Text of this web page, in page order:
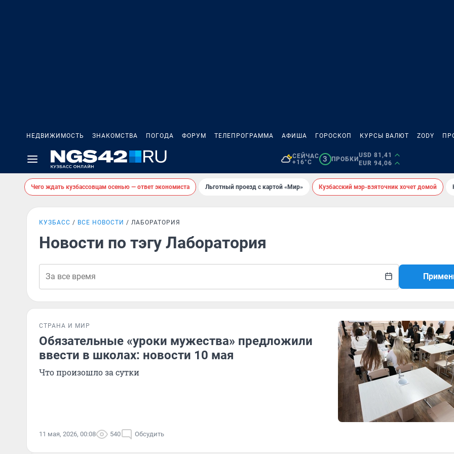
НЕДВИЖИМОСТЬ ЗНАКОМСТВА ПОГОДА ФОРУМ ТЕЛЕПРОГРАММА АФИША ГОРОСКОП КУРСЫ ВАЛЮТ ZODY
СЕЙЧАС
+16°C
3 ПРОБКИ
USD 81,41
EUR 94,06
Чего ждать кузбассовцам осенью — ответ экономиста Льготный проезд с картой «Мир» Кузбасский мэр-взяточник хочет домой
КУЗБАСС ВСЕ НОВОСТИ ЛАБОРАТОРИЯ
Новости по тэгу Лаборатория
СТРАНА И МИР
Обязательные «уроки мужества» предложили
ввести в школах: новости 10 мая
Что произошло за сутки
11 мая, 2026, 00:08 540 Обсудить